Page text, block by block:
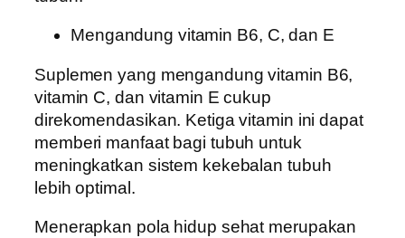
Mengandung vitamin B6, C, dan E
Suplemen yang mengandung vitamin B6,
vitamin C, dan vitamin E cukup
direkomendasikan. Ketiga vitamin ini dapat
memberi manfaat bagi tubuh untuk
meningkatkan sistem kekebalan tubuh
lebih optimal.
Menerapkan pola hidup sehat merupakan